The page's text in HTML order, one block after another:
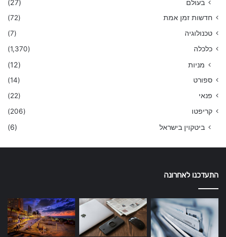
בעולם (27)
חדשות זמן אמת
(72)
טכנולוגיה
(7)
כלכלה
(1,370)
מניות (12)
ספורט
(14)
פנאי
(22)
קריפטו
(206)
ביטקוין בישראל (6)
התעדכנו לאחרונה